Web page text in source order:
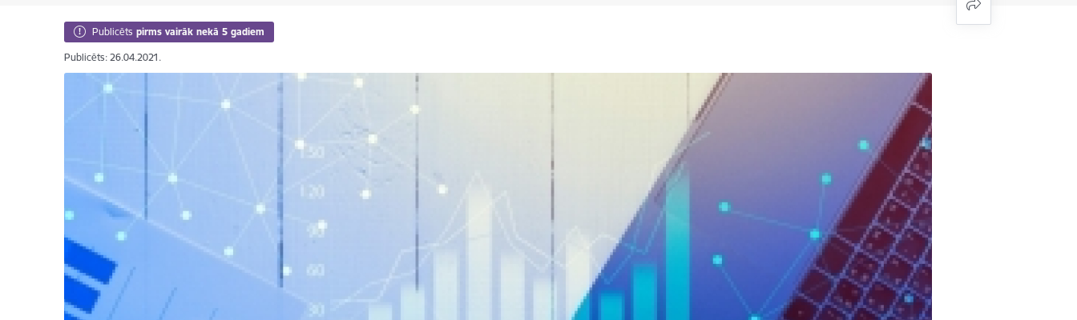
Publicēts pirms vairāk nekā 5 gadiem
Publicēts: 26.04.2021.